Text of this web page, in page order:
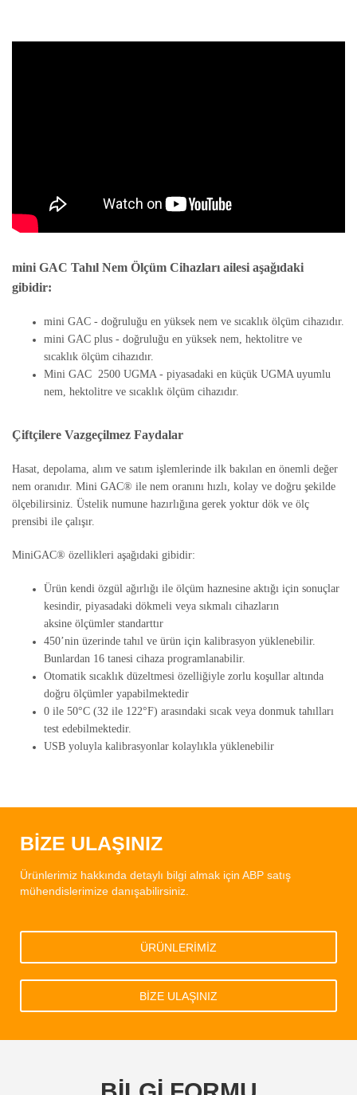
mini GAC Tahıl Nem Ölçüm Cihazları ailesi aşağıdaki
gibidir:
mini GAC - doğruluğu en yüksek nem ve sıcaklık ölçüm cihazıdır.
mini GAC plus - doğruluğu en yüksek nem, hektolitre ve
sıcaklık ölçüm cihazıdır.
Mini GAC 2500 UGMA - piyasadaki en küçük UGMA uyumlu
nem, hektolitre ve sıcaklık ölçüm cihazıdır.
Çiftçilere Vazgeçilmez Faydalar
Hasat, depolama, alım ve satım işlemlerinde ilk bakılan en önemli değer
nem oranıdır. Mini GAC® ile nem oranını hızlı, kolay ve doğru şekilde
ölçebilirsiniz. Üstelik numune hazırlığına gerek yoktur dök ve ölç
prensibi ile çalışır.
MiniGAC® özellikleri aşağıdaki gibidir:
Ürün kendi özgül ağırlığı ile ölçüm haznesine aktığı için sonuçlar
kesindir, piyasadaki dökmeli veya sıkmalı cihazların
aksine ölçümler standarttır
450’nin üzerinde tahıl ve ürün için kalibrasyon yüklenebilir.
Bunlardan 16 tanesi cihaza programlanabilir.
Otomatik sıcaklık düzeltmesi özelliğiyle zorlu koşullar altında
doğru ölçümler yapabilmektedir
0 ile 50°C (32 ile 122°F) arasındaki sıcak veya donmuk tahılları
test edebilmektedir.
USB yoluyla kalibrasyonlar kolaylıkla yüklenebilir
BİZE ULAŞINIZ
Ürünlerimiz hakkında detaylı bilgi almak için ABP satış
mühendislerimize danışabilirsiniz.
ÜRÜNLERİMİZ
BİZE ULAŞINIZ